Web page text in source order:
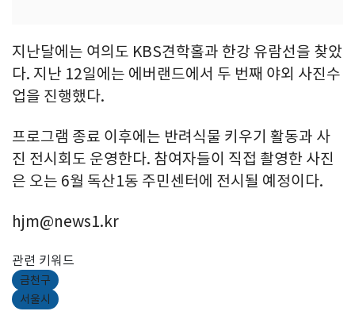
지난달에는 여의도 KBS견학홀과 한강 유람선을 찾았
다. 지난 12일에는 에버랜드에서 두 번째 야외 사진수
업을 진행했다.
프로그램 종료 이후에는 반려식물 키우기 활동과 사
진 전시회도 운영한다. 참여자들이 직접 촬영한 사진
은 오는 6월 독산1동 주민센터에 전시될 예정이다.
hjm@news1.kr
관련 키워드
금천구
서울시